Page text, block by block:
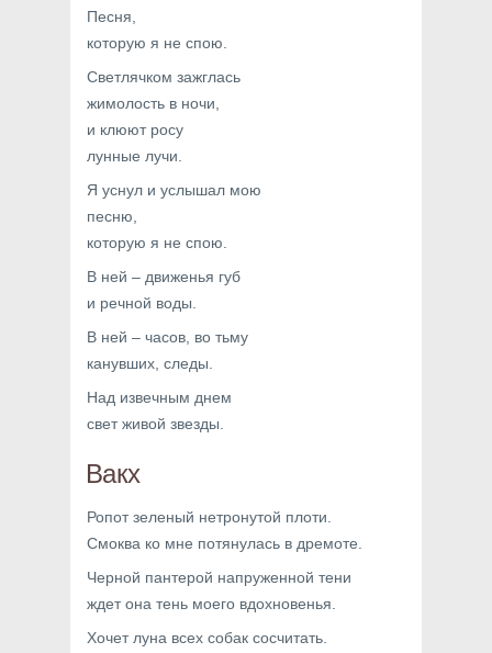
Песня,
которую я не спою.
Светлячком зажглась
жимолость в ночи,
и клюют росу
лунные лучи.
Я уснул и услышал мою
песню,
которую я не спою.
В ней – движенья губ
и речной воды.
В ней – часов, во тьму
канувших, следы.
Над извечным днем
свет живой звезды.
Вакх
Ропот зеленый нетронутой плоти.
Смоква ко мне потянулась в дремоте.
Черной пантерой напруженной тени
ждет она тень моего вдохновенья.
Хочет луна всех собак сосчитать.